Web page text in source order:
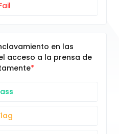
en las
acceso a la prensa de